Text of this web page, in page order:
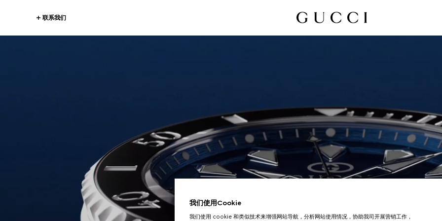
联系我们
我们使用Cookie
我们使用 cookie 和类似技术来增强网站导航，分析网站使用情况，协助我司开展营销工作，